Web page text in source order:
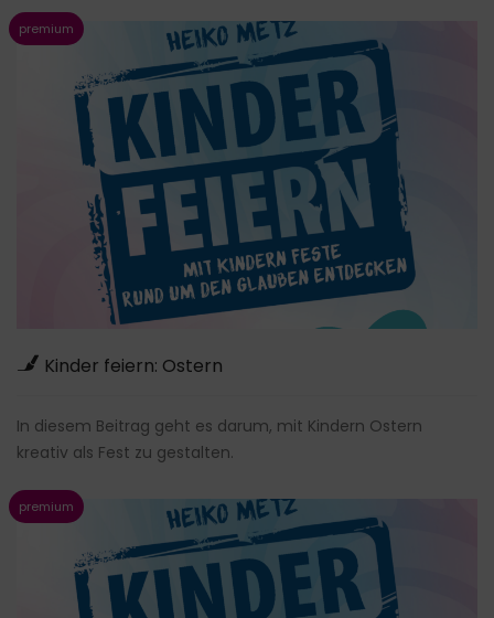
Kinder feiern: Ostern
In diesem Beitrag geht es darum, mit Kindern Ostern
kreativ als Fest zu gestalten.